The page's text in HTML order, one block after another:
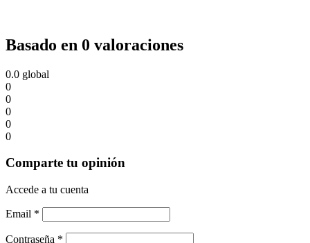
Basado en 0 valoraciones
0.0 global
0
0
0
0
0
Comparte tu opinión
Accede a tu cuenta
Email *
Contraseña *